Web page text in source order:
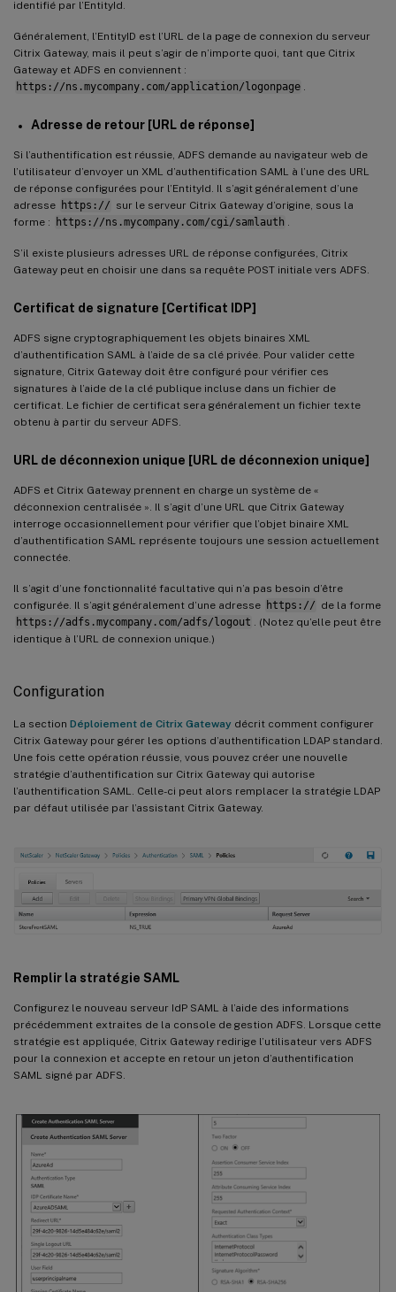
identifié par l’EntityId.
Généralement, l’EntityID est l’URL de la page de connexion du serveur
Citrix Gateway, mais il peut s’agir de n’importe quoi, tant que Citrix
Gateway et ADFS en conviennent :
https://ns.mycompany.com/application/logonpage .
Adresse de retour [URL de réponse]
Si l’authentification est réussie, ADFS demande au navigateur web de
l’utilisateur d’envoyer un XML d’authentification SAML à l’une des URL
de réponse configurées pour l’EntityId. Il s’agit généralement d’une
adresse https:// sur le serveur Citrix Gateway d’origine, sous la
forme :
https://ns.mycompany.com/cgi/samlauth .
S’il existe plusieurs adresses URL de réponse configurées, Citrix
Gateway peut en choisir une dans sa requête POST initiale vers ADFS.
Certificat de signature [Certificat IDP]
ADFS signe cryptographiquement les objets binaires XML
d’authentification SAML à l’aide de sa clé privée. Pour valider cette
signature, Citrix Gateway doit être configuré pour vérifier ces
signatures à l’aide de la clé publique incluse dans un fichier de
certificat. Le fichier de certificat sera généralement un fichier texte
obtenu à partir du serveur ADFS.
URL de déconnexion unique [URL de déconnexion unique]
ADFS et Citrix Gateway prennent en charge un système de «
déconnexion centralisée ». Il s’agit d’une URL que Citrix Gateway
interroge occasionnellement pour vérifier que l’objet binaire XML
d’authentification SAML représente toujours une session actuellement
connectée.
Il s’agit d’une fonctionnalité facultative qui n’a pas besoin d’être
configurée. Il s’agit généralement d’une adresse https:// de la forme
https://adfs.mycompany.com/adfs/logout . (Notez qu’elle peut être
identique à l’URL de connexion unique.)
Configuration
La section Déploiement de Citrix Gateway décrit comment configurer
Citrix Gateway pour gérer les options d’authentification LDAP standard.
Une fois cette opération réussie, vous pouvez créer une nouvelle
stratégie d’authentification sur Citrix Gateway qui autorise
l’authentification SAML. Celle-ci peut alors remplacer la stratégie LDAP
par défaut utilisée par l’assistant Citrix Gateway.
Remplir la stratégie SAML
Configurez le nouveau serveur IdP SAML à l’aide des informations
précédemment extraites de la console de gestion ADFS. Lorsque cette
stratégie est appliquée, Citrix Gateway redirige l’utilisateur vers ADFS
pour la connexion et accepte en retour un jeton d’authentification
SAML signé par ADFS.